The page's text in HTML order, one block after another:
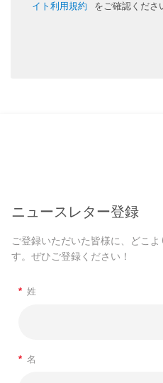
イト利用規約
をご確認くださ
ニュースレター登録
ご登録いただいた皆様に、どこ
す。ぜひご登録ください！
* 姓
* 名